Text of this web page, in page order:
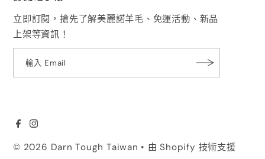
立即訂閱，搶先了解美麗諾羊毛、免運活動、新品
上架等資訊！
© 2026 Darn Tough Taiwan • 由 Shopify 技術支援